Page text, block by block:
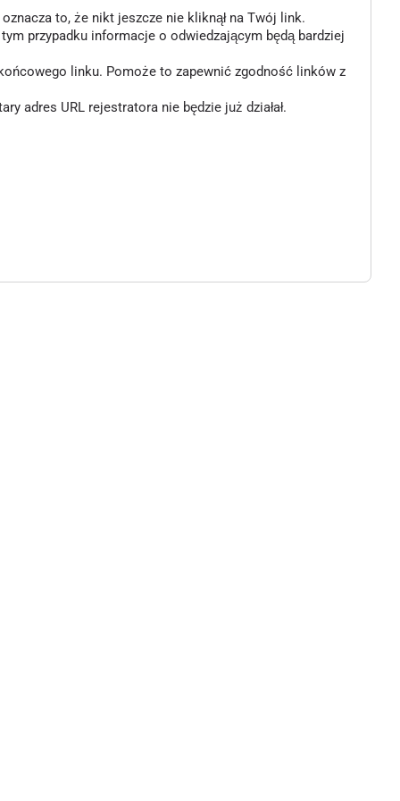
to, że nikt jeszcze nie kliknął na Twój link.
przypadku informacje o odwiedzającym będą bardziej
linku. Pomoże to zapewnić zgodność linków z
adres URL rejestratora nie będzie już działał.